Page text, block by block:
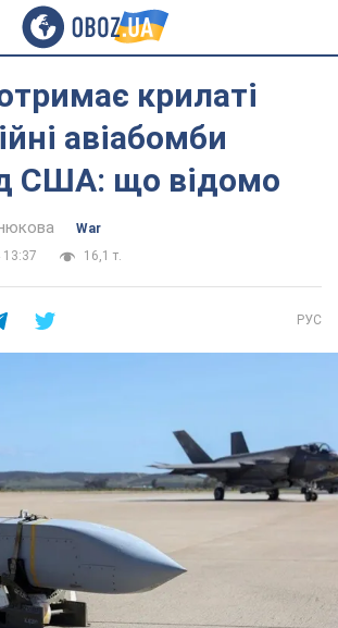
крилаті
авіабомби
США: що відомо
War
13:37
16,1 т.
РУС